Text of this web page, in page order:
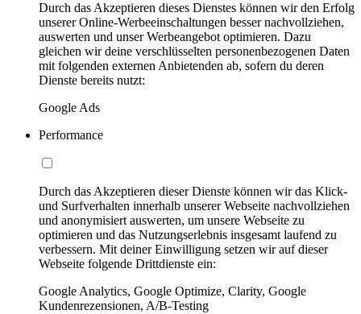
Durch das Akzeptieren dieses Dienstes können wir den Erfolg
unserer Online-Werbeeinschaltungen besser nachvollziehen,
auswerten und unser Werbeangebot optimieren. Dazu
gleichen wir deine verschlüsselten personenbezogenen Daten
mit folgenden externen Anbietenden ab, sofern du deren
Dienste bereits nutzt:
Google Ads
Performance
Durch das Akzeptieren dieser Dienste können wir das Klick-
und Surfverhalten innerhalb unserer Webseite nachvollziehen
und anonymisiert auswerten, um unsere Webseite zu
optimieren und das Nutzungserlebnis insgesamt laufend zu
verbessern. Mit deiner Einwilligung setzen wir auf dieser
Webseite folgende Drittdienste ein:
Google Analytics, Google Optimize, Clarity, Google
Kundenrezensionen, A/B-Testing